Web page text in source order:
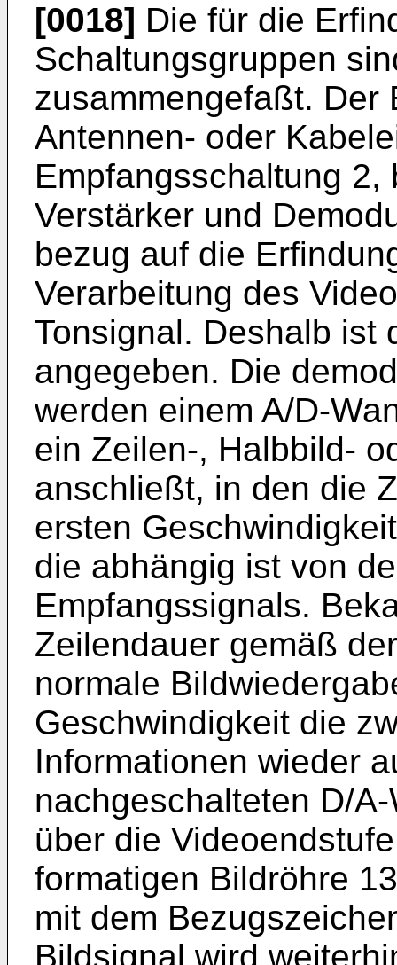
[0018] Die für die
Schaltungsgruppen
zusammengefaßt. Der
Antennen- oder
Empfangsschaltung 2,
Verstärker und
bezug auf die
Verarbeitung des
Tonsignal. Deshalb ist
angegeben. Die
werden einem A/D-
ein Zeilen-, Halbbild-
anschließt, in den die
ersten
die abhängig ist von
Empfangssignals.
Zeilendauer gemäß
normale
Geschwindigkeit die
Informationen wieder
nachgeschalteten D/
über die
formatigen Bildröhre
mit dem
Bildsignal wird